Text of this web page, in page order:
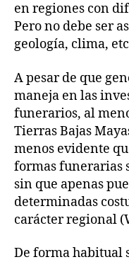
en regiones con
Pero no debe ser
geología, clima,
A pesar de que
maneja en las
funerarios, al
Tierras Bajas
menos evidente
formas funerarias
sin que apenas
determinadas
carácter regional
De forma habitual